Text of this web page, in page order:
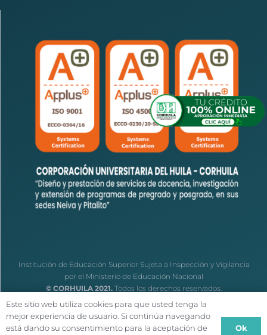
Institución de Educación Superior Sujeta a Inspección y Vigilancia
por el Ministerio de Educación Nacional
© CORHUILA 2021. Todos los derechos reservados.
Este sitio web utiliza cookies para que usted tenga la
mejor experiencia de usuario. Si continúa navegando
está dando su consentimiento para la aceptación de
Ok